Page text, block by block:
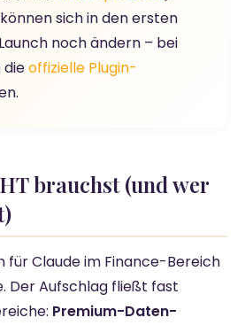
sich in den ersten
noch ändern – bei
dieoffizielle Plugin-
brauchst (und wer
für Claude im Finance-Bereich
Der Aufschlag fließt fast
Premium-Daten-